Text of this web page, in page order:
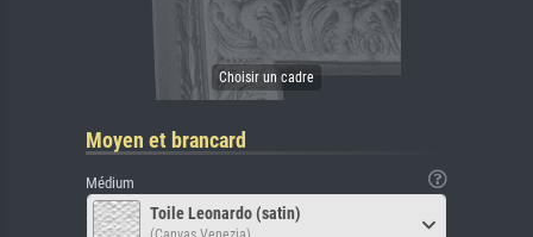
Moyen et brancard
Médium
Toile Leonardo (satin)